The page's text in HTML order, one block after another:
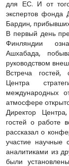
для ЕС. И от
экспертов фонда
Бардин,
В первый день
Финляндии
Ашхабада,
руководством
Встреча гостей,
Центра
международных
атмосфере
Директор
гостей о работе
рассказал о
участие научные
аналитиками из
были